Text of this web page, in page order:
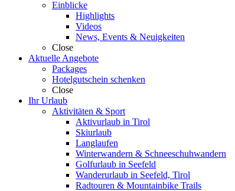
Einblicke
Highlights
Videos
News, Events & Neuigkeiten
Close
Aktuelle Angebote
Packages
Hotelgutschein schenken
Close
Ihr Urlaub
Aktivitäten & Sport
Aktivurlaub in Tirol
Skiurlaub
Langlaufen
Winterwandern & Schneeschuhwandern
Golfurlaub in Seefeld
Wanderurlaub in Seefeld, Tirol
Radtouren & Mountainbike Trails